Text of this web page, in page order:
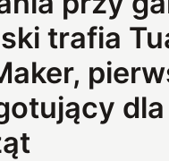
trafia
dla